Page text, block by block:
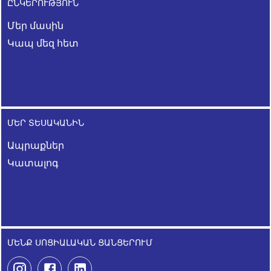
ԸՆԿԵՐՈՒԹՅՈՒՆ
Մեր մասին
Կապ մեզ հետ
ՄԵՐ ՏԵՍԱԿԱՆԻՆ
Ապրաքներ
Կատալոգ
ՄԵՆՔ ՍՈՑԻԱԼԱԿԱՆ ՑԱՆՑԵՐՈՒՄ